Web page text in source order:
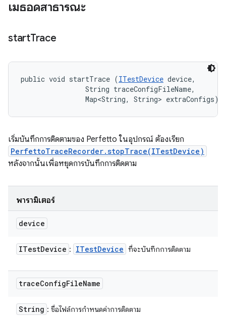
เมธอดสาธารณะ
startTrace
public void startTrace (ITestDevice device,
                String traceConfigFileName,
                Map<String, String> extraConfigs)
เริ่มบันทึกการติดตามของ Perfetto ในอุปกรณ์ ต้องเรียก
PerfettoTraceRecorder.stopTrace(ITestDevice)
หลังจากนั้นเพื่อหยุดการบันทึกการติดตาม
พารามิเตอร์
device
ITestDevice : ITestDevice ที่จะบันทึกการติดตาม
traceConfigFileName
String : ชื่อไฟล์การกำหนดค่าการติดตาม